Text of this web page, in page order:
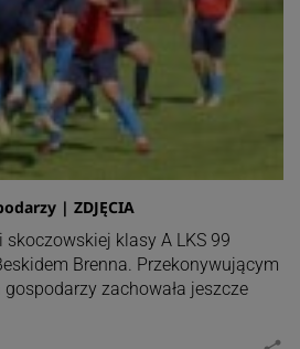
| ZDJĘCIA
klasy A LKS 99
Brenna. Przekonywującym
zachowała jeszcze